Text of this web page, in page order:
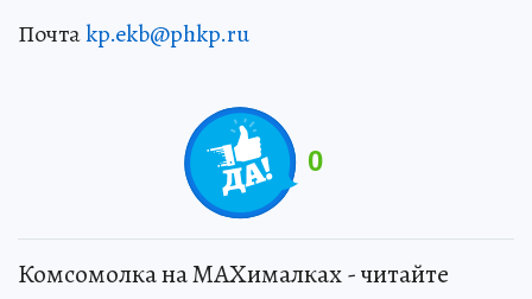
Почтаkp.ekb@phkp.ru
0
Комсомолка на MAXималках - читайте